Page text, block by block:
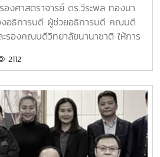
งศาสตราจารย์ ดร.วีระพล ทองมา
อธิการบดี ผู้ช่วยอธิการบดี คณบดี
รองคณบดีวิทยาลัยนานาชาติ ให้การ
ณะผู้บริหาร ในโอกาสเยือน
รรมทางด้านวิชาการ การแลกเปลี่ยน
2112